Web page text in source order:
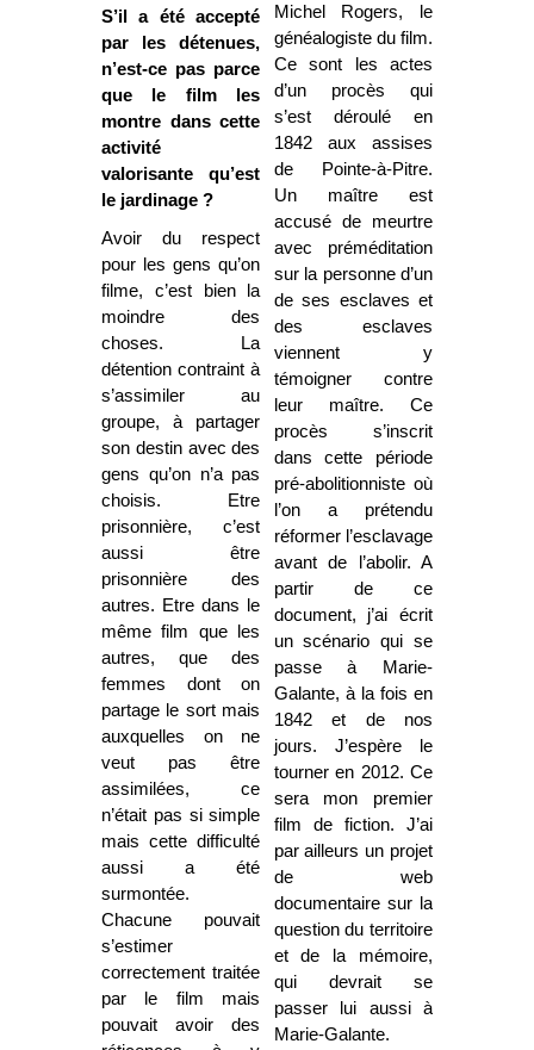
S’il a été accepté
par les détenues,
n’est-ce pas parce
que le film les
montre dans cette
activité
valorisante qu’est
le jardinage ?
Avoir du respect
pour les gens qu’on
filme, c’est bien la
moindre des
choses. La
détention contraint à
s’assimiler au
groupe, à partager
son destin avec des
gens qu’on n’a pas
choisis. Etre
prisonnière, c’est
aussi être
prisonnière des
autres. Etre dans le
même film que les
autres, que des
femmes dont on
partage le sort mais
auxquelles on ne
veut pas être
assimilées, ce
n’était pas si simple
mais cette difficulté
aussi a été
surmontée.
Chacune pouvait
s’estimer
correctement traitée
par le film mais
pouvait avoir des
Michel Rogers, le
généalogiste du film.
Ce sont les actes
d’un procès qui
s’est déroulé en
1842 aux assises
de Pointe-à-Pitre.
Un maître est
accusé de meurtre
avec préméditation
sur la personne d’un
de ses esclaves et
des esclaves
viennent y
témoigner contre
leur maître. Ce
procès s’inscrit
dans cette période
pré-abolitionniste où
l’on a prétendu
réformer l’esclavage
avant de l’abolir. A
partir de ce
document, j’ai écrit
un scénario qui se
passe à Marie-
Galante, à la fois en
1842 et de nos
jours. J’espère le
tourner en 2012. Ce
sera mon premier
film de fiction. J’ai
par ailleurs un projet
de web
documentaire sur la
question du territoire
et de la mémoire,
qui devrait se
passer lui aussi à
Marie-Galante.